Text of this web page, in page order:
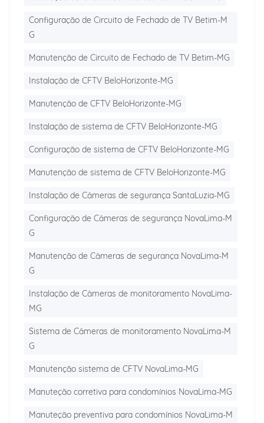
Configuração de Circuito de Fechado de TV Betim-M
G
Manutenção de Circuito de Fechado de TV Betim-MG
Instalação de CFTV BeloHorizonte-MG
Manutenção de CFTV BeloHorizonte-MG
Instalação de sistema de CFTV BeloHorizonte-MG
Configuração de sistema de CFTV BeloHorizonte-MG
Manutenção de sistema de CFTV BeloHorizonte-MG
Instalação de Câmeras de segurança SantaLuzia-MG
Configuração de Câmeras de segurança NovaLima-M
G
Manutenção de Câmeras de segurança NovaLima-M
G
Instalação de Câmeras de monitoramento NovaLima-
MG
Sistema de Câmeras de monitoramento NovaLima-M
G
Manutenção sistema de CFTV NovaLima-MG
Manuteção corretiva para condomínios NovaLima-MG
Manuteção preventiva para condomínios NovaLima-M